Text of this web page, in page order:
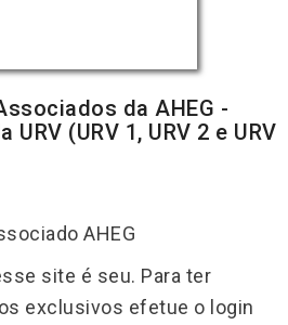
da AHEG -
(URV 1, URV 2 e URV
AHEG
site é seu. Para ter
exclusivos efetue o login